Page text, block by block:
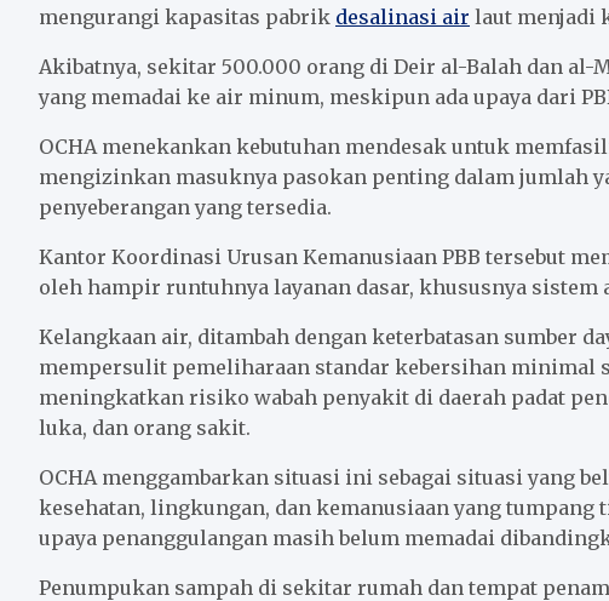
mengurangi kapasitas pabrik desalinasi air laut menjadi
Akibatnya, sekitar 500.000 orang di Deir al-Balah dan
yang memadai ke air minum, meskipun ada upaya dari
OCHA menekankan kebutuhan mendesak untuk
mengizinkan masuknya pasokan penting dalam jumlah
penyeberangan yang tersedia.
Kantor Koordinasi Urusan Kemanusiaan PBB tersebut
oleh hampir runtuhnya layanan dasar, khususnya sistem
Kelangkaan air, ditambah dengan keterbatasan sumber
mempersulit pemeliharaan standar kebersihan minimal
meningkatkan risiko wabah penyakit di daerah padat
luka, dan orang sakit.
OCHA menggambarkan situasi ini sebagai situasi yang
kesehatan, lingkungan, dan kemanusiaan yang tumpang
upaya penanggulangan masih belum memadai
Penumpukan sampah di sekitar rumah dan tempat